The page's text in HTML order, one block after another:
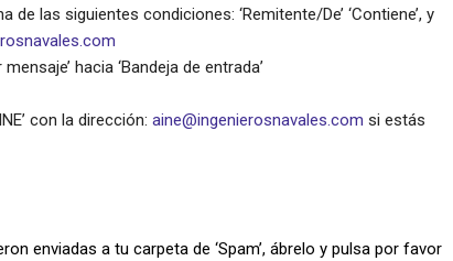
las siguientes condiciones: ‘Remitente/De’ ‘Contiene’, y
hacia ‘Bandeja de entrada’
con la dirección: aine@ingenierosnavales.com si estás
enviadas a tu carpeta de ‘Spam’, ábrelo y pulsa por favor